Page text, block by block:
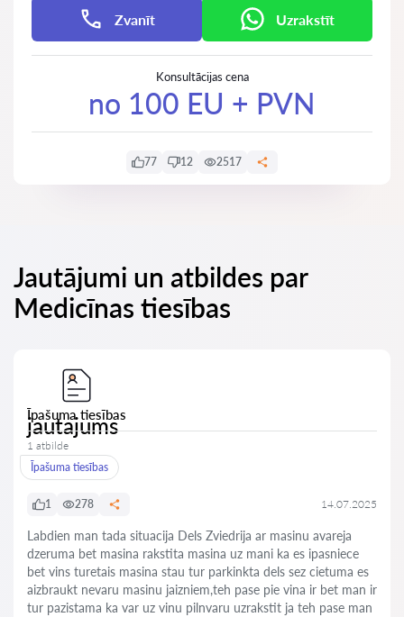
Zvanīt Uzrakstīt
Konsultācijas cena
no 100 EU + PVN
77 12 2517
Jautājumi un atbildes par
Medicīnas tiesības
Īpašuma tiesības
jautajums
1 atbilde
Īpašuma tiesības
1 278 14.07.2025
Labdien man tada situacija Dels Zviedrija ar masinu avareja
dzeruma bet masina rakstita masina uz mani ka es ipasniece
bet vins turetais masina stau tur parkinkta dels sez cietuma es
aizbraukt nevaru masinu jaizniem,teh pase pie vina ir bet man ir
tur pazistama ka var uz vinu pilnvaru uzrakstit ja teh pase man